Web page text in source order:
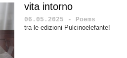
vita intorno
06.05.2025 - Poems
tra le edizioni Pulcinoelefante!